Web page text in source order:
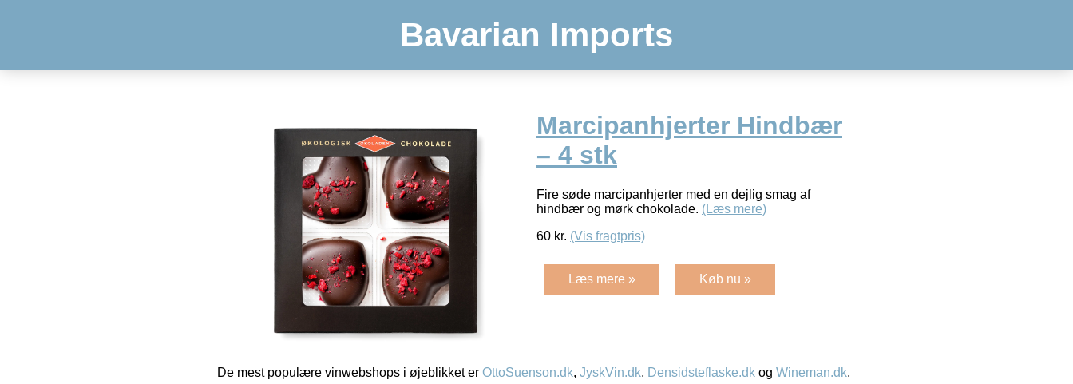
Bavarian Imports
Marcipanhjerter Hindbær
– 4 stk
Fire søde marcipanhjerter med en dejlig smag af
hindbær og mørk chokolade. (Læs mere)
60 kr. (Vis fragtpris)
Læs mere » Køb nu »
De mest populære vinwebshops i øjeblikket er OttoSuenson.dk, JyskVin.dk, Densidsteflaske.dk og Wineman.dk,